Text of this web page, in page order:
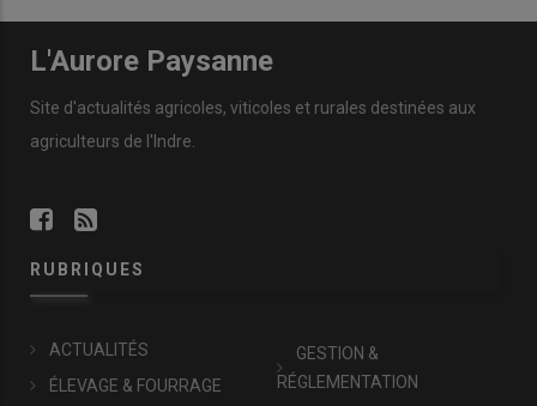
L'Aurore Paysanne
Site d'actualités agricoles, viticoles et rurales destinées aux
agriculteurs de l'Indre.
RUBRIQUES
ACTUALITÉS
ÉLEVAGE & FOURRAGE
GESTION &
RÉGLEMENTATION